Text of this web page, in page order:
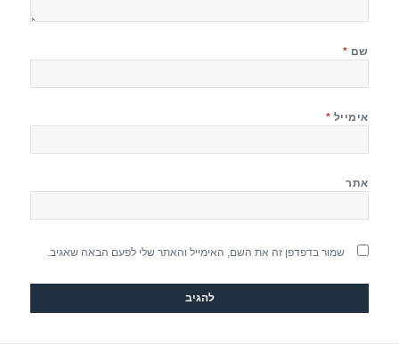
שם *
אימייל *
אתר
שמור בדפדפן זה את השם, האימייל והאתר שלי לפעם הבאה שאגיב.